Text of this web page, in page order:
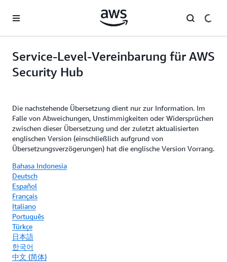
Überspringen zum Hauptinhalt
Service-Level-Vereinbarung für AWS
Security Hub
Die nachstehende Übersetzung dient nur zur Information. Im
Falle von Abweichungen, Unstimmigkeiten oder Widersprüchen
zwischen dieser Übersetzung und der zuletzt aktualisierten
englischen Version (einschließlich aufgrund von
Übersetzungsverzögerungen) hat die englische Version Vorrang.
Bahasa Indonesia
Deutsch
Español
Français
Italiano
Português
Türkçe
日本語
한국어
中文 (简体)